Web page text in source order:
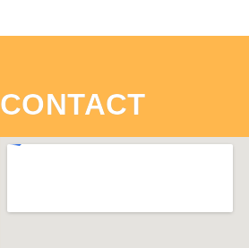
CONTACT